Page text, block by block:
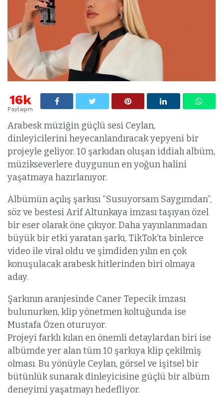
16k
Paylaşım
Arabesk müziğin güçlü sesi Ceylan,
dinleyicilerini heyecanlandıracak yepyeni bir
projeyle geliyor. 10 şarkıdan oluşan iddialı albüm,
müzikseverlere duygunun en yoğun halini
yaşatmaya hazırlanıyor.
Albümün açılış şarkısı “Susuyorsam Saygımdan”,
söz ve bestesi Arif Altunkaya imzası taşıyan özel
bir eser olarak öne çıkıyor. Daha yayınlanmadan
büyük bir etki yaratan şarkı, TikTok’ta binlerce
video ile viral oldu ve şimdiden yılın en çok
konuşulacak arabesk hitlerinden biri olmaya
aday.
Şarkının aranjesinde Caner Tepecik imzası
bulunurken, klip yönetmen koltuğunda ise
Mustafa Özen oturuyor.
Projeyi farklı kılan en önemli detaylardan biri ise
albümde yer alan tüm 10 şarkıya klip çekilmiş
olması. Bu yönüyle Ceylan, görsel ve işitsel bir
bütünlük sunarak dinleyicisine güçlü bir albüm
deneyimi yaşatmayı hedefliyor.